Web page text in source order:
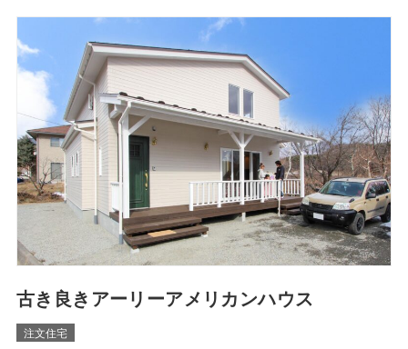
古き良きアーリーアメリカンハウス
注文住宅